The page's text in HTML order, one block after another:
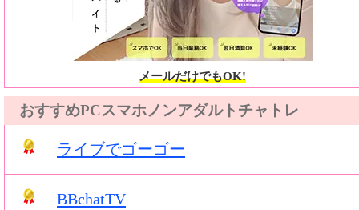
メールだけでもOK!
おすすめPCスマホノンアダルトチャトレ
ライブでゴーゴー
BBchatTV